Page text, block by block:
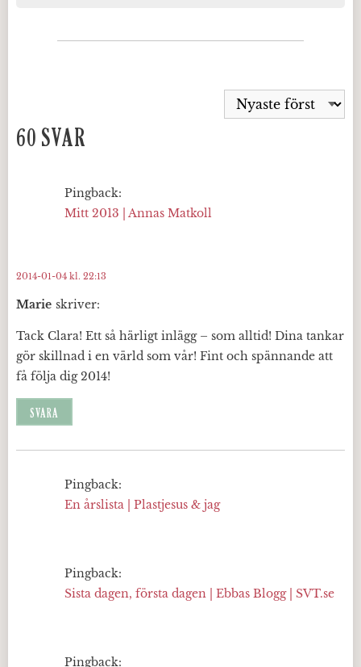
60 SVAR
Pingback:
Mitt 2013 | Annas Matkoll
Marie skriver:
2014-01-04 kl. 22:13
Tack Clara! Ett så härligt inlägg – som alltid! Dina tankar
gör skillnad i en värld som vår! Fint och spännande att
få följa dig 2014!
SVARA
Pingback:
En årslista | Plastjesus & jag
Pingback:
Sista dagen, första dagen | Ebbas Blogg | SVT.se
Pingback: